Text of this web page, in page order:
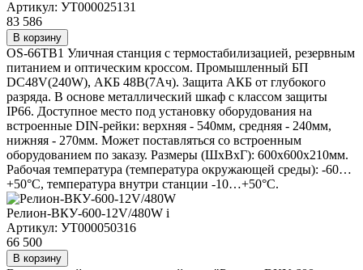
Артикул: УТ000025131
83 586
В корзину
OS-66TB1 Уличная станция с термостабилизацией, резервным
питанием и оптическим кроссом. Промышленный БП
DC48V(240W), АКБ 48В(7Ач). Защита АКБ от глубокого
разряда. В основе металлический шкаф с классом защиты
IP66. Доступное место под установку оборудования на
встроенные DIN-рейки: верхняя - 540мм, средняя - 240мм,
нижняя - 270мм. Может поставляться со встроенным
оборудованием по заказу. Размеры (ШхВхГ): 600x600x210мм.
Рабочая температура (температура окружающей среды): -60…
+50°С, температура внутри станции -10…+50°С.
Релион-ВКУ-600-12V/480W i
Артикул: УТ000050316
66 500
В корзину